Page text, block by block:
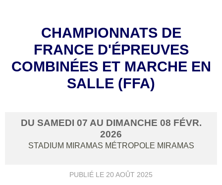
CHAMPIONNATS DE
FRANCE D'ÉPREUVES
COMBINÉES ET MARCHE EN
SALLE (FFA)
DU SAMEDI 07 AU DIMANCHE 08 FÉVR.
2026
STADIUM MIRAMAS MÉTROPOLE MIRAMAS
PUBLIÉ LE 20 AOÛT 2025